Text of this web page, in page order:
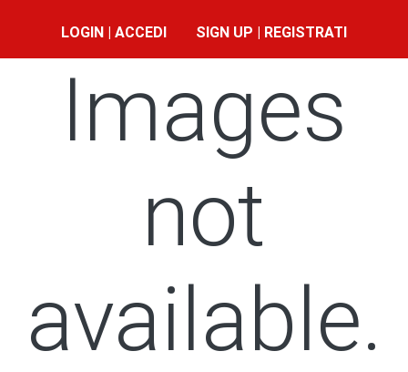
LOGIN | ACCEDI SIGN UP | REGISTRATI
Images
not
available.